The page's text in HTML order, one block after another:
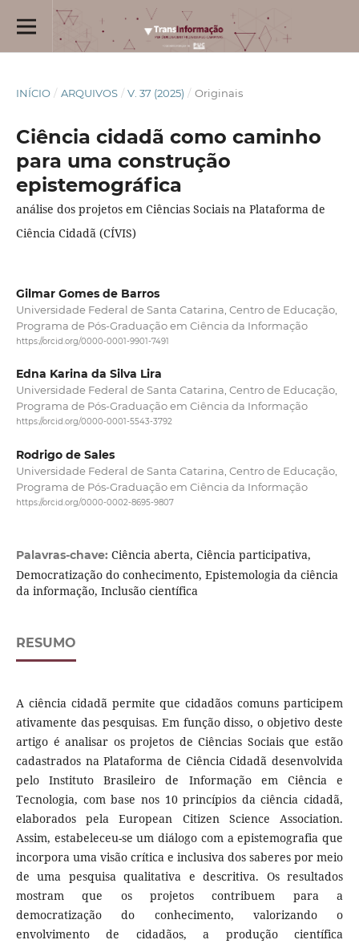
INÍCIO / ARQUIVOS / V. 37 (2025) / Originais
Ciência cidadã como caminho
para uma construção
epistemográfica
análise dos projetos em Ciências Sociais na Plataforma de
Ciência Cidadã (CÍVIS)
Gilmar Gomes de Barros
Universidade Federal de Santa Catarina, Centro de Educação,
Programa de Pós-Graduação em Ciência da Informação
https://orcid.org/0000-0001-9901-7491
Edna Karina da Silva Lira
Universidade Federal de Santa Catarina, Centro de Educação,
Programa de Pós-Graduação em Ciência da Informação
https://orcid.org/0000-0001-5543-3792
Rodrigo de Sales
Universidade Federal de Santa Catarina, Centro de Educação,
Programa de Pós-Graduação em Ciência da Informação
https://orcid.org/0000-0002-8695-9807
Palavras-chave: Ciência aberta, Ciência participativa,
Democratização do conhecimento, Epistemologia da ciência
da informação, Inclusão científica
RESUMO
A ciência cidadã permite que cidadãos comuns participem
ativamente das pesquisas. Em função disso, o objetivo deste
artigo é analisar os projetos de Ciências Sociais que estão
cadastrados na Plataforma de Ciência Cidadã desenvolvida
pelo Instituto Brasileiro de Informação em Ciência e
Tecnologia, com base nos 10 princípios da ciência cidadã,
elaborados pela European Citizen Science Association.
Assim, estabeleceu-se um diálogo com a epistemografia que
incorpora uma visão crítica e inclusiva dos saberes por meio
de uma pesquisa qualitativa e descritiva. Os resultados
mostram que os projetos contribuem para a
democratização do conhecimento, valorizando o
envolvimento de cidadãos, a produção científica